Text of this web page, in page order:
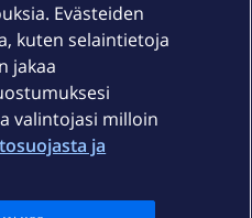
Evästeiden
kuten selaintietoja
jakaa
valintojasi milloin
ja